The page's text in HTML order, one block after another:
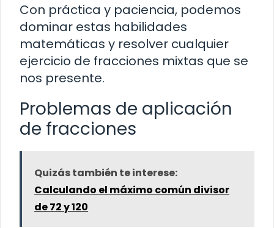
Con práctica y paciencia, podemos
dominar estas habilidades
matemáticas y resolver cualquier
ejercicio de fracciones mixtas que se
nos presente.
Problemas de aplicación
de fracciones
Quizás también te interese:
Calculando el máximo común divisor
de 72 y 120